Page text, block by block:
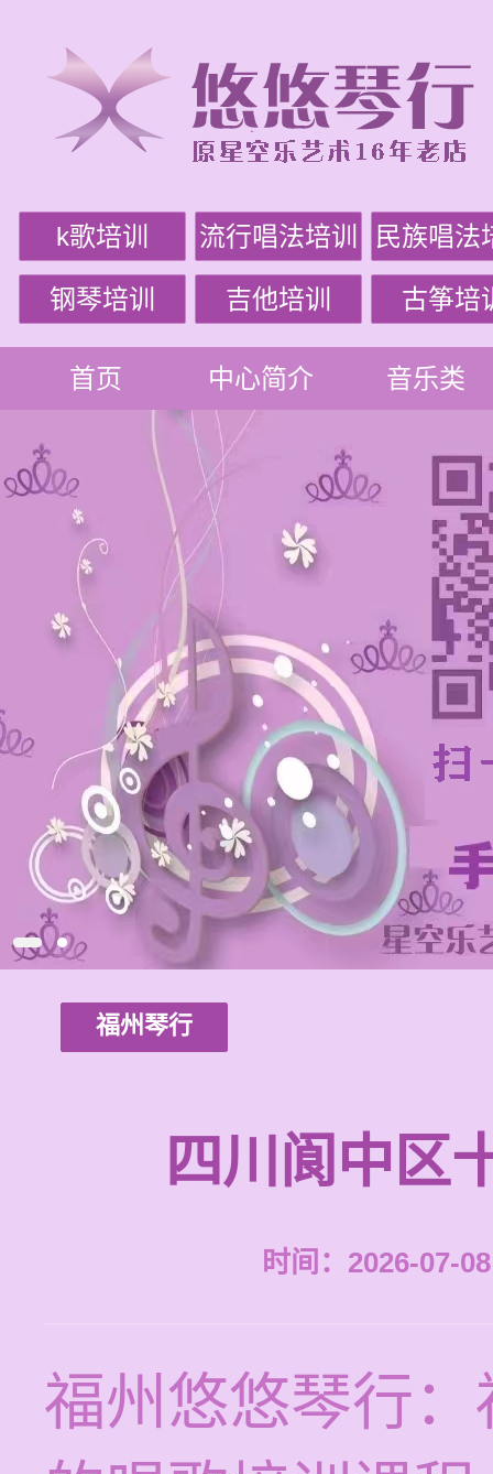
k歌培训 流行唱法培训 民族唱法
钢琴培训 吉他培训 古筝培
首页 中心简介 音乐类
福州琴行
四川阆中区
时间：2026-07-
福州悠悠琴行